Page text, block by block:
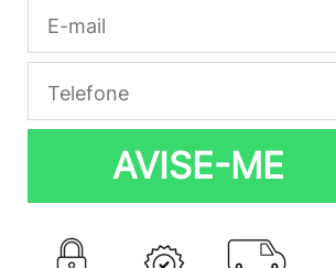
AVISE-ME